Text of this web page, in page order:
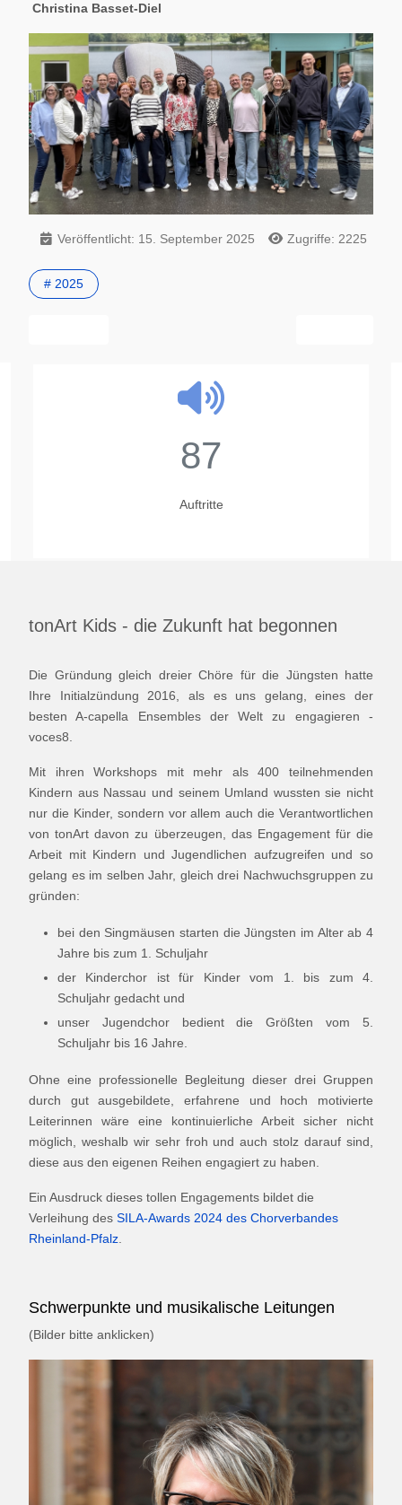
Christina Basset-Diel
Veröffentlicht: 15. September 2025 Zugriffe: 2225
# 2025
87
Auftritte
tonArt Kids - die Zukunft hat begonnen
Die Gründung gleich dreier Chöre für die Jüngsten hatte
Ihre Initialzündung 2016, als es uns gelang, eines der
besten A-capella Ensembles der Welt zu engagieren -
voces8.
Mit ihren Workshops mit mehr als 400 teilnehmenden
Kindern aus Nassau und seinem Umland wussten sie nicht
nur die Kinder, sondern vor allem auch die Verantwortlichen
von tonArt davon zu überzeugen, das Engagement für die
Arbeit mit Kindern und Jugendlichen aufzugreifen und so
gelang es im selben Jahr, gleich drei Nachwuchsgruppen zu
gründen:
bei den Singmäusen starten die Jüngsten im Alter ab 4
Jahre bis zum 1. Schuljahr
der Kinderchor ist für Kinder vom 1. bis zum 4.
Schuljahr gedacht und
unser Jugendchor bedient die Größten vom 5.
Schuljahr bis 16 Jahre.
Ohne eine professionelle Begleitung dieser drei Gruppen
durch gut ausgebildete, erfahrene und hoch motivierte
Leiterinnen wäre eine kontinuierliche Arbeit sicher nicht
möglich, weshalb wir sehr froh und auch stolz darauf sind,
diese aus den eigenen Reihen engagiert zu haben.
Ein Ausdruck dieses tollen Engagements bildet die
Verleihung des SILA-Awards 2024 des Chorverbandes
Rheinland-Pfalz
Schwerpunkte und musikalische Leitungen
(Bilder bitte anklicken)